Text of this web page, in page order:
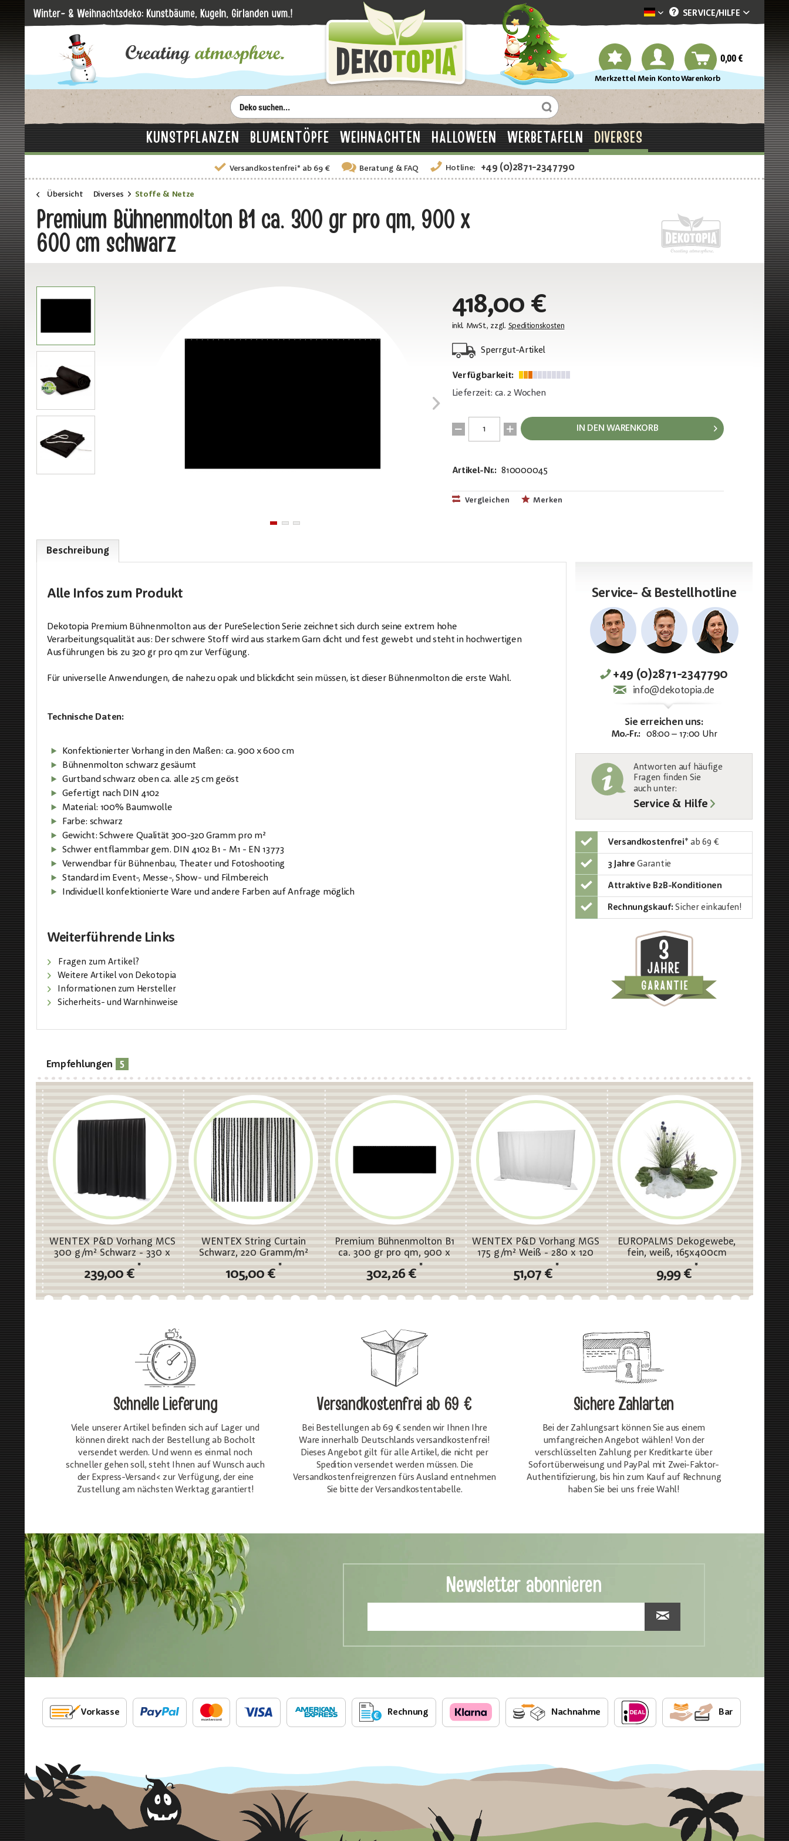
Dekotopia deutsch
SERVICE/HILFE
Merkzettel Mein KontoWarenkorb
0,00 €
KUNSTPFLANZEN BLUMENTÖPFE WEIHNACHTEN HALLOWEEN WERBETAFELN DIVERSES
Versandkostenfrei* ab 69 € Beratung& FAQ Hotline: +49 (0)2871-2347790
Übersicht Diverses Stoffe & Netze
Premium Bühnenmolton B1 ca. 300 gr pro qm, 900 x
600 cm schwarz
418,00 €
inkl. MwSt., zzgl. Speditionskosten
Sperrgut-Artikel
Verfügbarkeit:
Lieferzeit: ca. 2 Wochen
IN DEN WARENKORB
Artikel-Nr.: 810000045
Vergleichen Merken
Beschreibung
Alle Infos zum Produkt
Dekotopia Premium Bühnenmolton aus der PureSelection Serie zeichnet sich durch seine extrem hohe
Verarbeitungsqualität aus: Der schwere Stoff wird aus starkem Garn dicht und fest gewebt und steht in hochwertigen
Ausführungen bis zu 320 gr pro qm zur Verfügung.
Für universelle Anwendungen, die nahezu opak und blickdicht sein müssen, ist dieser Bühnenmolton die erste Wahl.
Technische Daten:
Konfektionierter Vorhang in den Maßen: ca. 900 x 600 cm
Bühnenmolton schwarz gesäumt
Gurtband schwarz oben ca. alle 25 cm geöst
Gefertigt nach DIN 4102
Material: 100% Baumwolle
Farbe: schwarz
Gewicht: Schwere Qualität 300-320 Gramm pro m²
Schwer entflammbar gem. DIN 4102 B1 - M1 - EN 13773
Verwendbar für Bühnenbau, Theater und Fotoshooting
Standard im Event-, Messe-, Show- und Filmbereich
Individuell konfektionierte Ware und andere Farben auf Anfrage möglich
Weiterführende Links
Fragen zum Artikel?
Weitere Artikel von Dekotopia
Informationen zum Hersteller
Sicherheits- und Warnhinweise
Service- & Bestellhotline
+49 (0)2871-2347790
info@dekotopia.de
Sie erreichen uns:
Mo.-Fr.: 08:00 – 17:00 Uhr
Antworten auf häufige
Fragen finden Sie
auch unter:
Service & Hilfe
Versandkostenfrei* ab 69 €
3 Jahre Garantie
Attraktive B2B-Konditionen
Rechnungskauf: Sicher einkaufen!
Empfehlungen 5
WENTEX P&D Vorhang MCS
300 g/m² Schwarz - 330 x
250 cm (B x H) - plissiert
239,00 €
*
WENTEX String Curtain
Schwarz, 220 Gramm/m²
300 x 300 cm (B x H) -
ungefalten
105,00 €
*
Premium Bühnenmolton B1
ca. 300 gr pro qm, 900 x
300 cm schwarz
302,26 €
*
WENTEX P&D Vorhang MGS
175 g/m² Weiß - 280 x 120
cm (B x H) - ungefalten
51,07 €
*
EUROPALMS Dekogewebe,
fein, weiß, 165x400cm
9,99 €
*
Schnelle Lieferung
Viele unserer Artikel befinden sich auf Lager und
können direkt nach der Bestellung ab Bocholt
versendet werden. Und wenn es einmal noch
schneller gehen soll, steht Ihnen auf Wunsch auch
der Express-Versand< zur Verfügung, der eine
Zustellung am nächsten Werktag garantiert!
Versandkostenfrei ab 69 €
Bei Bestellungen ab 69 € senden wir Ihnen Ihre
Ware innerhalb Deutschlands versandkostenfrei!
Dieses Angebot gilt für alle Artikel, die nicht per
Spedition versendet werden müssen. Die
Versandkosten­freigrenzen fürs Ausland entnehmen
Sie bitte der Versandkostentabelle.
Sichere Zahlarten
Bei der Zahlungsart können Sie aus einem
umfangreichen Angebot wählen! Von der
verschlüsselten Zahlung per Kreditkarte über
Sofortüberweisung und PayPal mit Zwei-Faktor-
Authentifizierung, bis hin zum Kauf auf Rechnung
haben Sie bei uns freie Wahl!
Newsletter abonnieren
Vorkasse Rechnung Nachnahme Bar